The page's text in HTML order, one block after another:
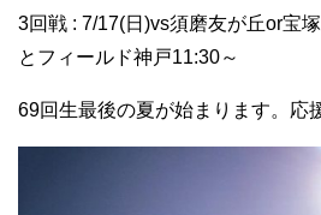
3回戦 : 7/17(日)vs須磨友が丘or宝
とフィールド神戸11:30～
69回生最後の夏が始まります。応